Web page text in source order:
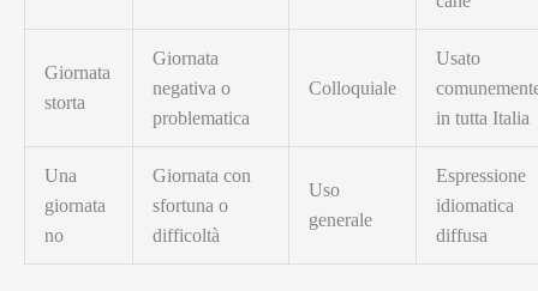
Giornata
storta
Giornata
negativa o
problematica
Colloquiale
Usato
in tutta Italia
Una
giornata
no
Giornata con
sfortuna o
difficoltà
Uso
generale
Espressione
idiomatica
diffusa